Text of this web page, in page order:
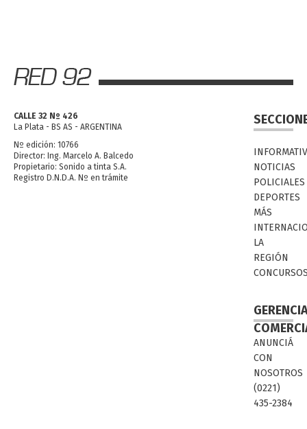
CALLE 32 Nº 426
La Plata - BS AS - ARGENTINA
Nº edición: 10766
Director: Ing. Marcelo A. Balcedo
Propietario: Sonido a tinta S.A.
Registro D.N.D.A. Nº en trámite
NOTICIAS
POLICIALES
DEPORTES
MÁS
LA
REGIÓN
ANUNCIÁ
CON
NOSOTROS
(0221)
435-2384